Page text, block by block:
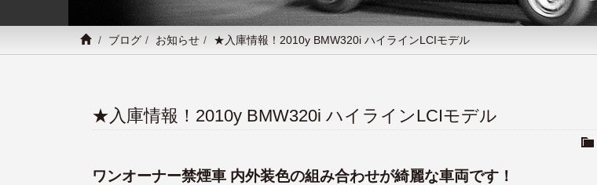
ブログ お知らせ ★入庫情報！2010y BMW320i ハイラインLCIモデル
★入庫情報！2010y BMW320i ハイラインLCIモデル
ワンオーナー禁煙車 内外装色の組み合わせが綺麗な車両です！